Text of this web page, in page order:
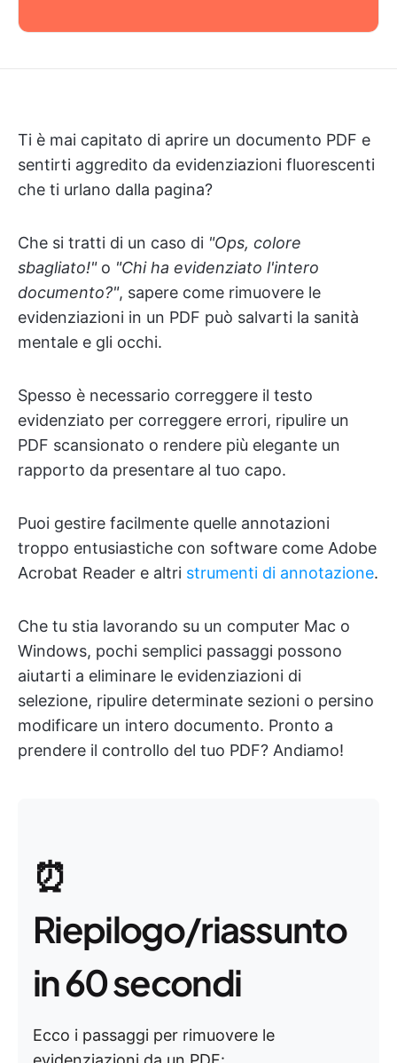
Ti è mai capitato di aprire un documento PDF e
sentirti aggredito da evidenziazioni fluorescenti
che ti urlano dalla pagina?
Che si tratti di un caso di "Ops, colore
sbagliato!"o "Chi ha evidenziato l'intero
documento?", sapere come rimuovere le
evidenziazioni in un PDF può salvarti la sanità
mentale e gli occhi.
Spesso è necessario correggere il testo
evidenziato per correggere errori, ripulire un
PDF scansionato o rendere più elegante un
rapporto da presentare al tuo capo.
Puoi gestire facilmente quelle annotazioni
troppo entusiastiche con software come Adobe
Acrobat Reader e altri strumenti di annotazione.
Che tu stia lavorando su un computer Mac o
Windows, pochi semplici passaggi possono
aiutarti a eliminare le evidenziazioni di
selezione, ripulire determinate sezioni o persino
modificare un intero documento. Pronto a
prendere il controllo del tuo PDF? Andiamo!
⏰
Riepilogo/riassunto
in 60 secondi
Ecco i passaggi per rimuovere le